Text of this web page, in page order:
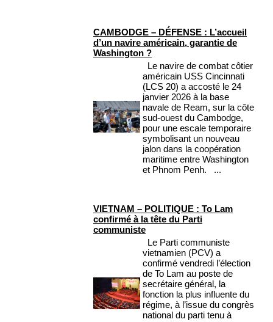
CAMBODGE – DÉFENSE : L’accueil
d’un navire américain, garantie de
Washington ?
Le navire de combat côtier
américain USS Cincinnati
(LCS 20) a accosté le 24
janvier 2026 à la base
navale de Ream, sur la côte
sud-ouest du Cambodge,
pour une escale temporaire
symbolisant un nouveau
jalon dans la coopération
maritime entre Washington
et Phnom Penh. ...
VIETNAM – POLITIQUE : To Lam
confirmé à la tête du Parti
communiste
Le Parti communiste
vietnamien (PCV) a
confirmé vendredi l’élection
de To Lam au poste de
secrétaire général, la
fonction la plus influente du
régime, à l’issue du congrès
national du parti tenu à